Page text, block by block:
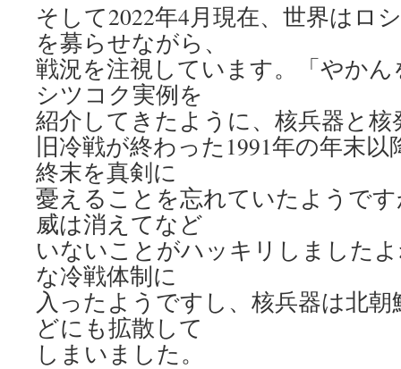
そして2022年4月現在、世界はロ
を募らせながら、
戦況を注視しています。「やか
シツコク実例を
紹介してきたように、核兵器と
旧冷戦が終わった1991年の年末
終末を真剣に
憂えることを忘れていたようで
威は消えてなど
いないことがハッキリしました
な冷戦体制に
入ったようですし、核兵器は北
どにも拡散して
しまいました。